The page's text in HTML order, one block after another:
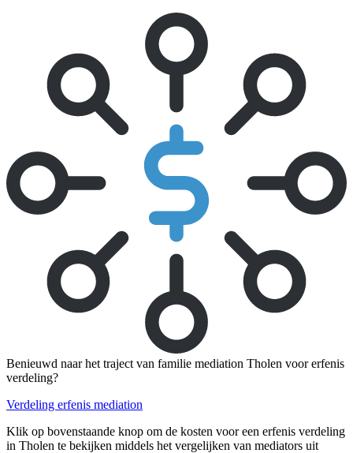
Benieuwd naar het traject van familie mediation Tholen voor erfenis
verdeling?
Verdeling erfenis mediation
Klik op bovenstaande knop om de kosten voor een erfenis verdeling
in Tholen te bekijken middels het vergelijken van mediators uit